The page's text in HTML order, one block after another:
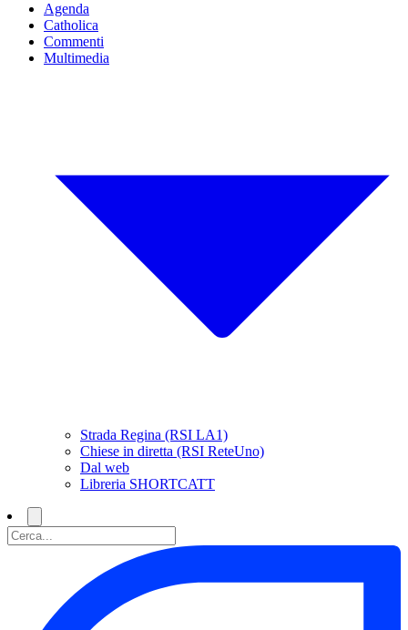
Agenda
Catholica
Commenti
Multimedia
Strada Regina (RSI LA1)
Chiese in diretta (RSI ReteUno)
Dal web
Libreria SHORTCATT